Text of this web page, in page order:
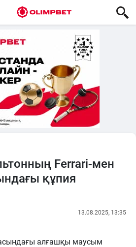
Ferrari-мен
құпия
13.08.2025, 13:35
алғашқы маусым